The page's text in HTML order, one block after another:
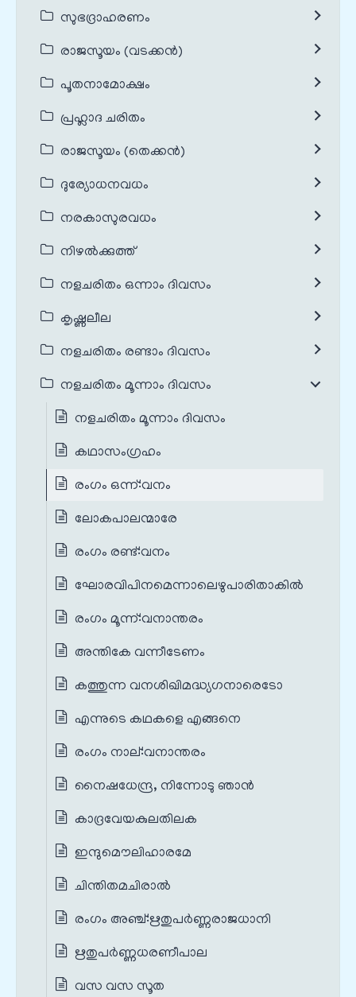
സുഭദ്രാഹരണം
രാജസൂയം (വടക്കൻ)
പൂതനാമോക്ഷം
പ്രഹ്ലാദ ചരിതം
രാജസൂയം (തെക്കൻ)
ദുര്യോധനവധം
നരകാസുരവധം
നിഴൽക്കുത്ത്
നളചരിതം ഒന്നാം ദിവസം
കൃഷ്ണലീല
നളചരിതം രണ്ടാം ദിവസം
നളചരിതം മൂന്നാം ദിവസം
നളചരിതം മൂന്നാം ദിവസം
കഥാസംഗ്രഹം
രംഗം ഒന്ന്‌:വനം
ലോകപാലന്മാരേ
രംഗം രണ്ട്‌:വനം
ഘോരവിപിനമെന്നാലെഴുപാരിതാകിൽ
രംഗം മൂന്ന്‌:വനാന്തരം
അന്തികേ വന്നീടേണം
കത്തുന്ന വനശിഖിമദ്ധ്യഗനാരെടോ
എന്നുടെ കഥകളെ എങ്ങനെ
രംഗം നാല്‌:വനാന്തരം
നൈഷധേന്ദ്ര, നിന്നോടു ഞാൻ
കാദ്രവേയകുലതിലക
ഇന്ദുമൌലിഹാരമേ
ചിന്തിതമചിരാൽ
രംഗം അഞ്ച്‌:ഋതുപർണ്ണരാജധാനി
ഋതുപർണ്ണധരണീപാല
വസ വസ സൂത